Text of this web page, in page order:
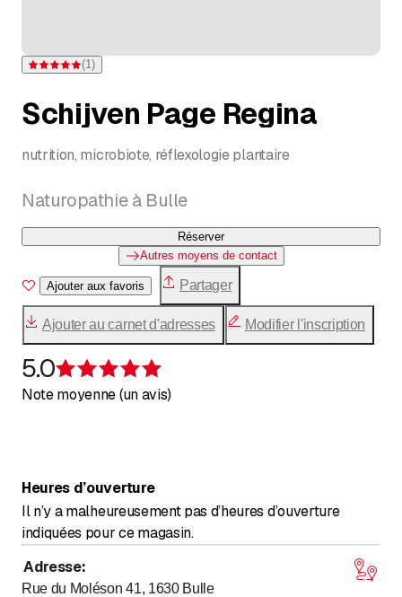
Note 5 sur 5 étoiles pour d'une évaluation
(1)
Schijven Page Regina
nutrition, microbiote, réflexologie plantaire
Naturopathie à Bulle
Réserver
Autres moyens de contact
Ajouter aux favoris Partager
Ajouter au carnet d'adresses Modifier l'inscription
5.0
Note moyenne (un avis)
Heures d’ouverture
Il n’y a malheureusement pas d’heures d’ouverture
indiquées pour ce magasin.
Adresse:
Rue du Moléson 41, 1630 Bulle